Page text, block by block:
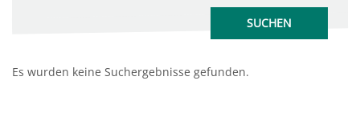
Es wurden keine Suchergebnisse gefunden.